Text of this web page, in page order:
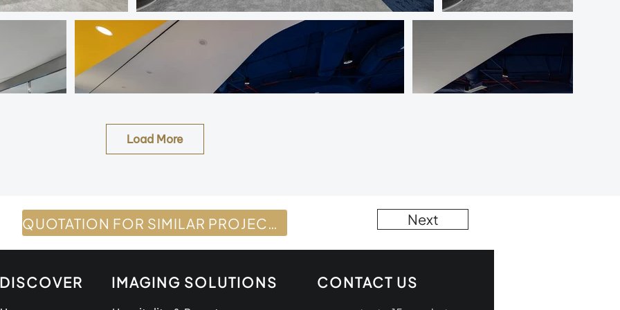
Load More
QUOTATION FOR SIMILAR PROJECTS Next
DISCOVER IMAGING SOLUTIONS CONTACT US